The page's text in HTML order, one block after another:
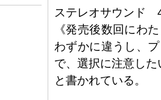
ステレオサウンド
《発売後数回にわ
わずかに違うし、
で、選択に注意した
と書かれている。